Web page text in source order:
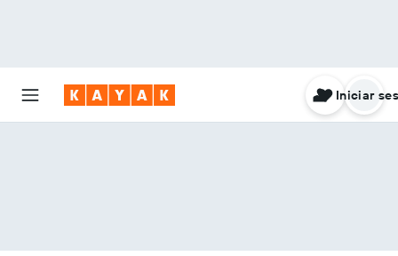
Iniciar